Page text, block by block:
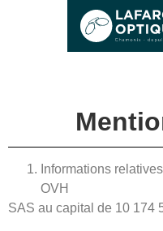
Informations
OVH
SAS au capital de 10 174